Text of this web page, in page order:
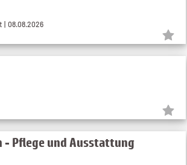
| 08.08.2026
Pflege und Ausstattung